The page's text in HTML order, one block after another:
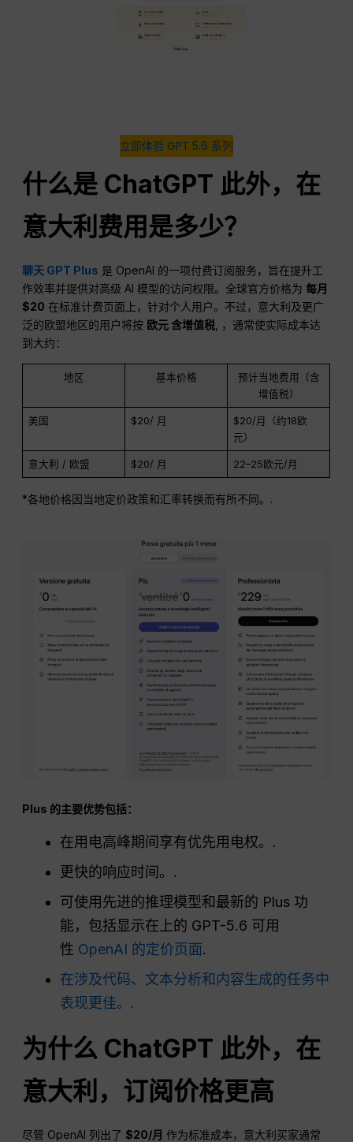
立即体验 GPT 5.6 系列
什么是 ChatGPT 此外，在
意大利费用是多少？
聊天 GPT Plus 是 OpenAI 的一项付费订阅服务，旨在提升工
作效率并提供对高级 AI 模型的访问权限。全球官方价格为每月
$20 在标准计费页面上，针对个人用户。不过，意大利及更广
泛的欧盟地区的用户将按 欧元含增值税, ，通常使实际成本达
到大约：
地区 基本价格
预计当地费用（含
增值税）
美国 $20/ 月
$20/月（约18欧
元）
意大利 / 欧盟 $20/ 月 22–25欧元/月
*各地价格因当地定价政策和汇率转换而有所不同。.
Plus 的主要优势包括：
在用电高峰期间享有优先用电权。.
更快的响应时间。.
可使用先进的推理模型和最新的 Plus 功
能，包括显示在上的 GPT-5.6 可用
性 OpenAI 的定价页面.
在涉及代码、文本分析和内容生成的任务中
表现更佳。.
为什么 ChatGPT 此外，在
意大利，订阅价格更高
尽管 OpenAI 列出了$20/月 作为标准成本，意大利买家通常